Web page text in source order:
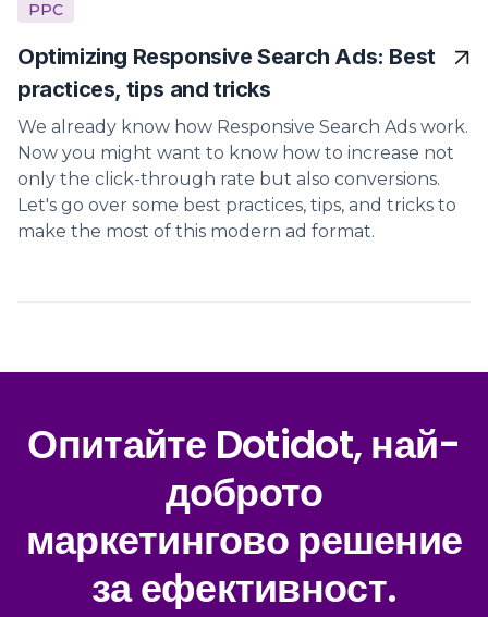
PPC
Optimizing Responsive Search Ads: Best
practices, tips and tricks
We already know how Responsive Search Ads work.
Now you might want to know how to increase not
only the click-through rate but also conversions.
Let's go over some best practices, tips, and tricks to
make the most of this modern ad format.
Опитайте Dotidot, най-
доброто
маркетингово решение
за ефективност.